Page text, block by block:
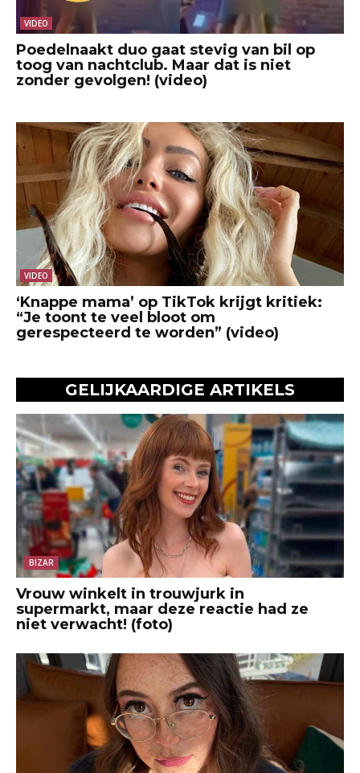
VIDEO
Poedelnaakt duo gaat stevig van bil op
toog van nachtclub. Maar dat is niet
zonder gevolgen! (video)
VIDEO
‘Knappe mama’ op TikTok krijgt kritiek:
“Je toont te veel bloot om
gerespecteerd te worden” (video)
GELIJKAARDIGE ARTIKELS
BIZAR
Vrouw winkelt in trouwjurk in
supermarkt, maar deze reactie had ze
niet verwacht! (foto)